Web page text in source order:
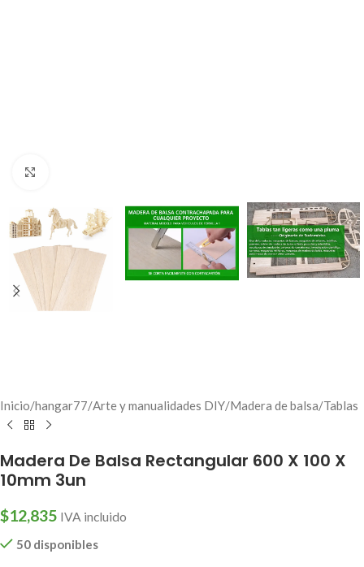
Inicio/hangar77/Arte y manualidades DIY/Madera de balsa/Tablas
Madera De Balsa Rectangular 600 X 100 X
10mm 3un
$12,835 IVA incluido
50 disponibles